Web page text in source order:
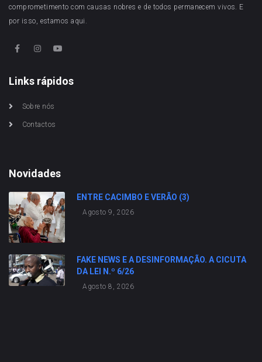
comprometimento com causas nobres e de todos permanecem vivos. E
por isso, estamos aqui.
Links rápidos
Sobre nós
Contactos
Novidades
ENTRE CACIMBO E VERÃO (3)
Agosto 9, 2026
FAKE NEWS E A DESINFORMAÇÃO. A CICUTA
DA LEI N.º 6/26
Agosto 8, 2026